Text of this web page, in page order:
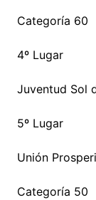
Categoría 60
4º Lugar
Juventud Sol
5º Lugar
Unión
Categoría 50